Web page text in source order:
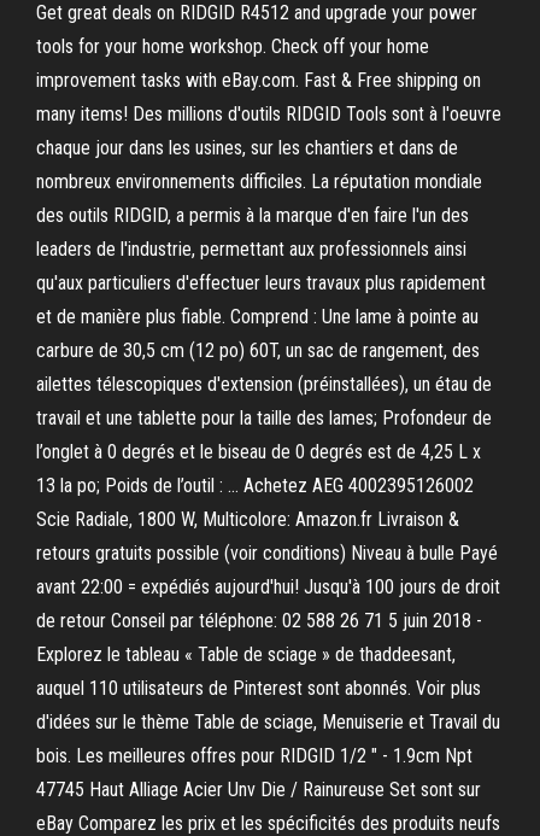
Get great deals on RIDGID R4512 and upgrade your power
tools for your home workshop. Check off your home
improvement tasks with eBay.com. Fast & Free shipping on
many items! Des millions d'outils RIDGID Tools sont à l'oeuvre
chaque jour dans les usines, sur les chantiers et dans de
nombreux environnements difficiles. La réputation mondiale
des outils RIDGID, a permis à la marque d'en faire l'un des
leaders de l'industrie, permettant aux professionnels ainsi
qu'aux particuliers d'effectuer leurs travaux plus rapidement
et de manière plus fiable. Comprend : Une lame à pointe au
carbure de 30,5 cm (12 po) 60T, un sac de rangement, des
ailettes télescopiques d'extension (préinstallées), un étau de
travail et une tablette pour la taille des lames; Profondeur de
l’onglet à 0 degrés et le biseau de 0 degrés est de 4,25 L x
13 la po; Poids de l’outil : … Achetez AEG 4002395126002
Scie Radiale, 1800 W, Multicolore: Amazon.fr Livraison &
retours gratuits possible (voir conditions) Niveau à bulle Payé
avant 22:00 = expédiés aujourd'hui! Jusqu'à 100 jours de droit
de retour Conseil par téléphone: 02 588 26 71 5 juin 2018 -
Explorez le tableau « Table de sciage » de thaddeesant,
auquel 110 utilisateurs de Pinterest sont abonnés. Voir plus
d'idées sur le thème Table de sciage, Menuiserie et Travail du
bois. Les meilleures offres pour RIDGID 1/2 " - 1.9cm Npt
47745 Haut Alliage Acier Unv Die / Rainureuse Set sont sur
eBay Comparez les prix et les spécificités des produits neufs